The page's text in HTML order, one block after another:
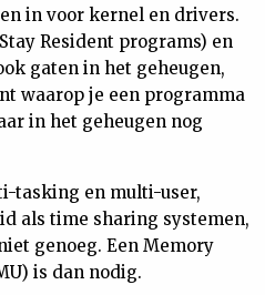
in voor kernel en drivers.
Resident programs) en
gaten in het geheugen,
waarop je een programma
in het geheugen nog
tasking en multi-user,
als time sharing systemen,
genoeg. Een Memory
is dan nodig.